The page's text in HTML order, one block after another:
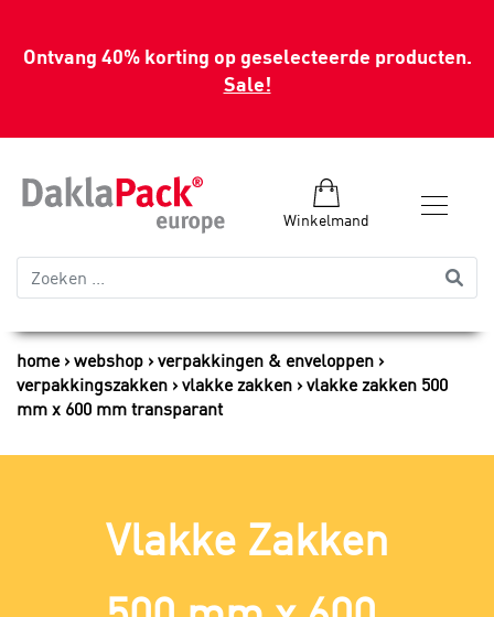
Ontvang 40% korting op geselecteerde producten.
Sale!
Winkelmand
home webshop
verpakkingen & enveloppen
verpakkingszakken
vlakke zakken
vlakke zakken 500
mm x 600 mm transparant
Vlakke Zakken